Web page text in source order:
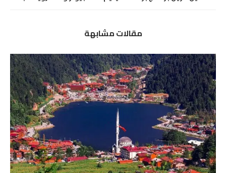
مقالات مشابهة